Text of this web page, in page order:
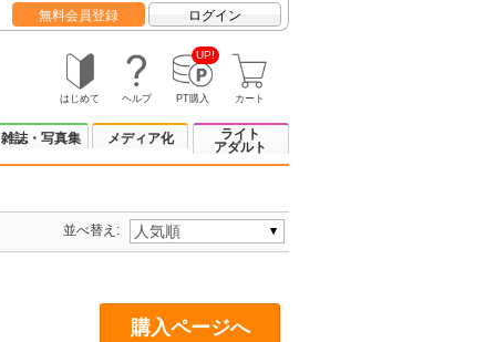
無料会員登録 ログイン
はじめて ヘルプ
UP!
PT購入 カート
雑誌・写真集 メディア化
ライト
アダルト
並べ替え:
購入ページへ